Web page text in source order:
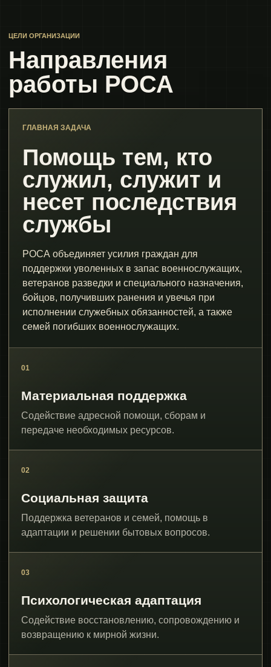
ЦЕЛИ ОРГАНИЗАЦИИ
Направления
работы РОСА
ГЛАВНАЯ ЗАДАЧА
Помощь тем, кто
служил, служит и
несет последствия
службы
РОСА объединяет усилия граждан для
поддержки уволенных в запас военнослужащих,
ветеранов разведки и специального назначения,
бойцов, получивших ранения и увечья при
исполнении служебных обязанностей, а также
семей погибших военнослужащих.
01
Материальная поддержка
Содействие адресной помощи, сборам и
передаче необходимых ресурсов.
02
Социальная защита
Поддержка ветеранов и семей, помощь в
адаптации и решении бытовых вопросов.
03
Психологическая адаптация
Содействие восстановлению, сопровождению и
возвращению к мирной жизни.